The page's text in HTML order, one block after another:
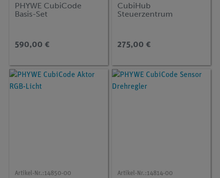
PHYWE CubiCode
Basis-Set
590,00 €
CubiHub
Steuerzentrum
275,00 €
Artikel-Nr.:14850-00 Artikel-Nr.:14814-00